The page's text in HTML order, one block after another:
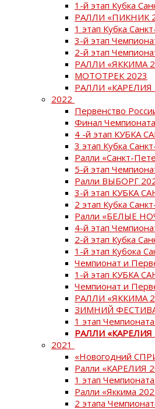
1-й этап Кубка
РАЛЛИ «ПИКНИК
1 этап Кубка
3-й этап
2-й этап
РАЛЛИ «ЯККИМА
МОТОТРЕК 2023
РАЛЛИ «КАРЕЛИЯ
2022
Первенство
Финал
4 -й этап КУБКА
3 этап Кубка
Ралли «Санкт-
5-й этап
Ралли ВЫБОРГ
3-й этап КУБКА
2 этап Кубка
Ралли «БЕЛЫЕ
4-й этап
2-й этап Кубка
1-й этап Кубока
Чемпионат и
1-й этап КУБКА
Чемпионат и
РАЛЛИ «ЯККИМА
ЗИМНИЙ
1 этап
РАЛЛИ «КАРЕЛИЯ
2021
«Новогодний
Ралли «КАРЕЛИЯ
1 этап
Ралли «Яккима
2 этапа